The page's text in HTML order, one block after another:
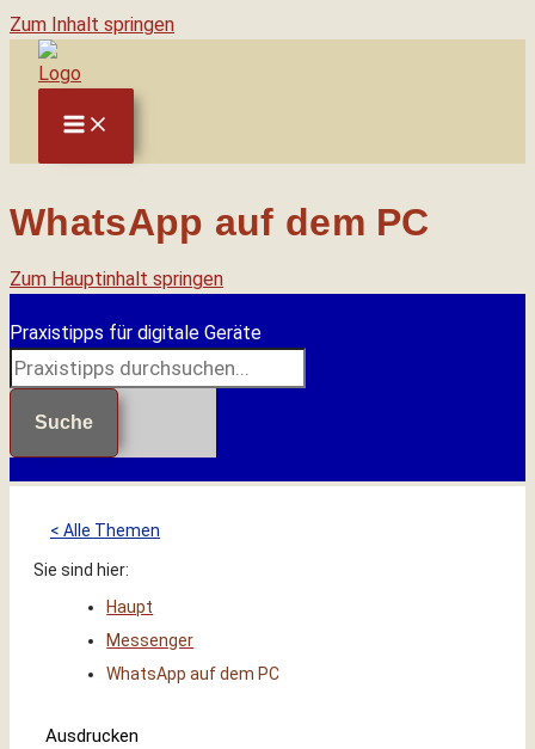
Zum Inhalt springen
WhatsApp auf dem PC
Zum Hauptinhalt springen
Praxistipps für digitale Geräte
Suche
< Alle Themen
Sie sind hier:
Haupt
Messenger
WhatsApp auf dem PC
Ausdrucken